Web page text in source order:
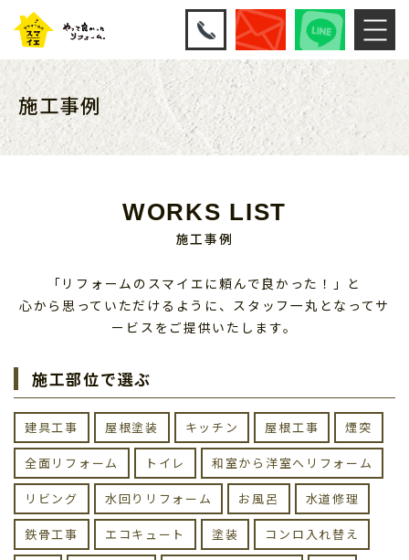
施工事例
WORKS LIST
施工事例
「リフォームのスマイエに頼んで良かった！」と
心から思っていただけるように、スタッフ一丸となってサ
ービスをご提供いたします。
施工部位で選ぶ
建具工事 屋根塗装 キッチン 屋根工事 煙突
全面リフォーム トイレ 和室から洋室へリフォーム
リビング 水回りリフォーム お風呂 水道修理
鉄骨工事 エコキュート 塗装 コンロ入れ替え